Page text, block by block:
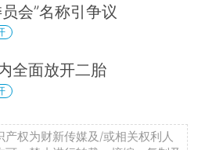
会”名称引争议
全面放开二胎
权为财新传媒及/或相关权利人